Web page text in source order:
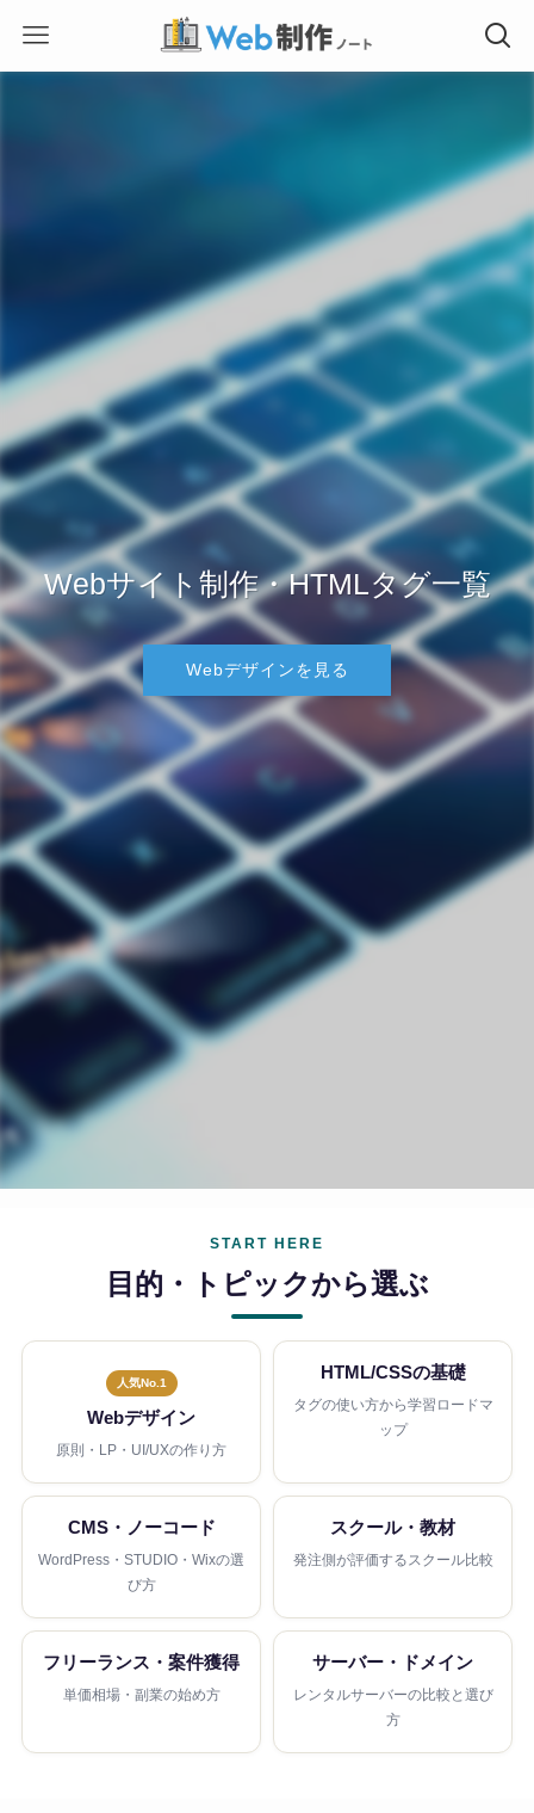
Webサイト制作・HTMLタグ一覧
Webデザインを見る
START HERE
目的・トピックから選ぶ
人気No.1
Webデザイン
原則・LP・UI/UXの作り方
HTML/CSSの基礎
タグの使い方から学習ロードマ
ップ
CMS・ノーコード
WordPress・STUDIO・Wixの選
び方
スクール・教材
発注側が評価するスクール比較
フリーランス・案件獲得
単価相場・副業の始め方
サーバー・ドメイン
レンタルサーバーの比較と選び
方